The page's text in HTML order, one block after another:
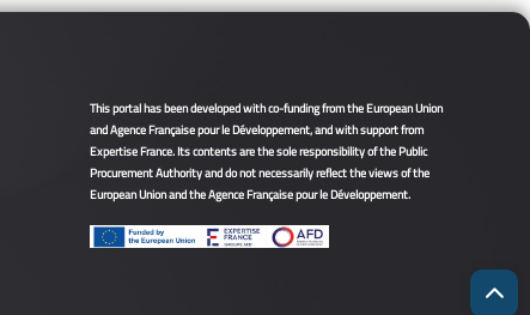
This portal has been developed with co-funding from the European Union
and Agence Française pour le Développement, and with support from
Expertise France. Its contents are the sole responsibility of the Public
Procurement Authority and do not necessarily reflect the views of the
European Union and the Agence Française pour le Développement.